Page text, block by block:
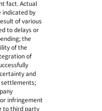
fact. Actual
indicated by
of various
to delays or
the
of the
of
and
infringement
to third party